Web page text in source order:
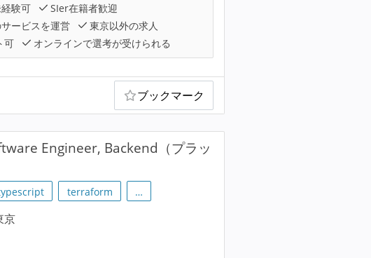
験可
SIer在籍者歓迎
ービスを運営
東京以外の求人
可 オンラインで選考が受けられる
ブックマーク
Engineer, Backend（プラッ
terraform …
京